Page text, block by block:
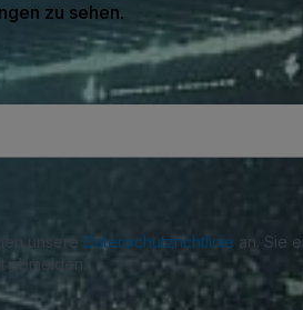
zu sehen.
unsere Datenschutzrichtlinie an. Sie
abmelden.